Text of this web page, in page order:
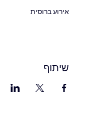
אירוע ברוסית
שיתוף